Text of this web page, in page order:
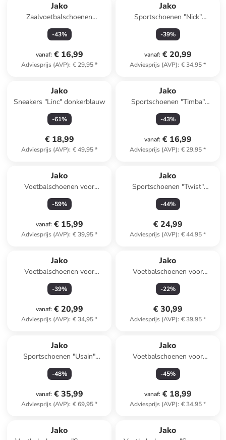
Jako
Zaalvoetbalschoenen
"Finesto" geel
-43%
vanaf: € 16,99
Adviesprijs (AVP): € 29,95*
Jako
Sportschoenen "Nick"
wit/lichtblauw
-39%
vanaf: € 20,99
Adviesprijs (AVP): € 34,95*
Jako
Sneakers "Linc" donkerblauw
-61%
€ 18,99
Adviesprijs (AVP): € 49,95*
Jako
Sportschoenen "Timba"
lichtroze
-43%
vanaf: € 16,99
Adviesprijs (AVP): € 29,95*
Jako
Voetbalschoenen voor
hardcourt "Skill" turquoise
-59%
vanaf: € 15,99
Adviesprijs (AVP): € 39,95*
Jako
Sportschoenen "Twist"
grijs/groen
-44%
€ 24,99
Adviesprijs (AVP): € 44,95*
Jako
Voetbalschoenen voor
(kunst)gras "Skill" turquoise
-39%
vanaf: € 20,99
Adviesprijs (AVP): € 34,95*
Jako
Voetbalschoenen voor
(kunst)gras "Twist"
blauw/geel
-22%
€ 30,99
Adviesprijs (AVP): € 39,95*
Jako
Sportschoenen "Usain"
lichtblauw/lichtroze
-48%
vanaf: € 35,99
Adviesprijs (AVP): € 69,95*
Jako
Voetbalschoenen voor
(kunst)gras "Twist"
zwart/groen
-45%
vanaf: € 18,99
Adviesprijs (AVP): € 34,95*
Jako Jako